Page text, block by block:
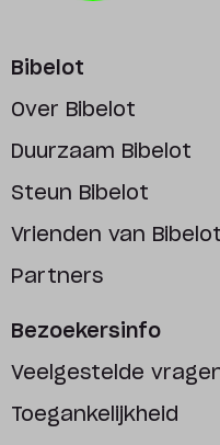
Bibelot
Over Bibelot
Duurzaam Bibelot
Steun Bibelot
Vrienden van Bibelot
Partners
Bezoekersinfo
Veelgestelde
Toegankelijkheid